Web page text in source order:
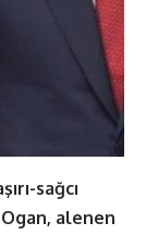
sağcı
alenen